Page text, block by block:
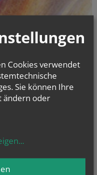
Cookies verwendet
Sie können Ihre
ändern oder
...